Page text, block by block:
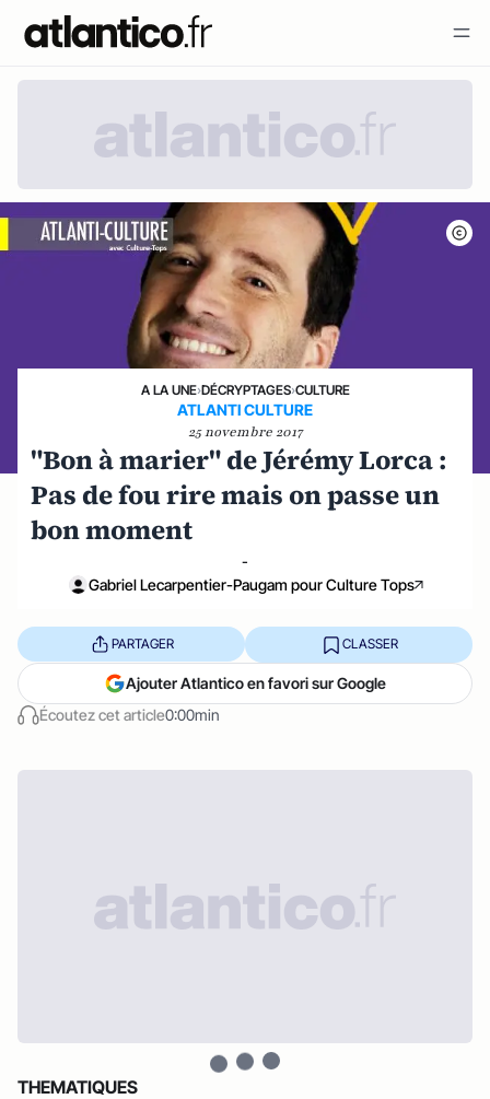
A LA UNE›DÉCRYPTAGES›CULTURE
ATLANTI CULTURE
25 novembre 2017
"Bon à marier" de Jérémy Lorca :
Pas de fou rire mais on passe un
bon moment
-
Gabriel Lecarpentier-Paugam pour Culture Tops
Écoutez cet article0:00min
PARTAGER CLASSER
Ajouter Atlantico en favori sur Google
THEMATIQUES